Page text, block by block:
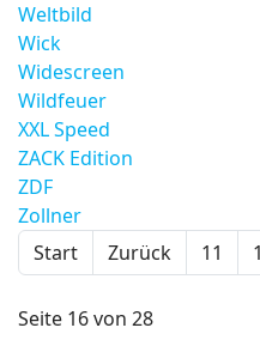
Weltbild
Wick
Widescreen
Wildfeuer
XXL Speed
ZACK Edition
ZDF
Zollner
Start
Zurück 11
Seite 16 von 28